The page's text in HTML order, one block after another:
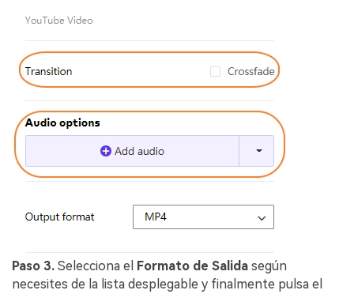
Paso 3. Selecciona el Formato de Salida según
necesites de la lista desplegable y finalmente pulsa el